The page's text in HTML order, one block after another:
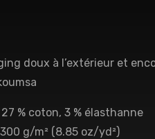
doux à l’extérieur et
27 % coton, 3 % élasthanne
g/m² (8.85 oz/yd²)